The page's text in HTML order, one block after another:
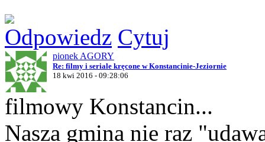
Odpowiedz Cytuj
pionek AGORY
Re: filmy i seriale kręcone w Konstancinie-Jeziornie
18 kwi 2016 - 09:28:06
filmowy Konstancin...
Nasza gmina nie raz